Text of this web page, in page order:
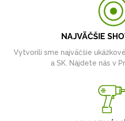
NAJVÄČŠIE
Vytvorili sme najväčšie
a SK. Nájdete nás v